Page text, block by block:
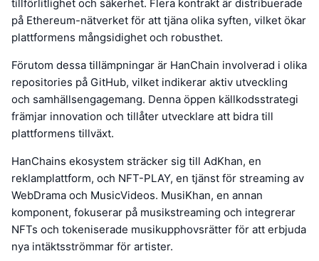
tillförlitlighet och säkerhet. Flera kontrakt är distribuerade
på Ethereum-nätverket för att tjäna olika syften, vilket ökar
plattformens mångsidighet och robusthet.
Förutom dessa tillämpningar är HanChain involverad i olika
repositories på GitHub, vilket indikerar aktiv utveckling
och samhällsengagemang. Denna öppen källkodsstrategi
främjar innovation och tillåter utvecklare att bidra till
plattformens tillväxt.
HanChains ekosystem sträcker sig till AdKhan, en
reklamplattform, och NFT-PLAY, en tjänst för streaming av
WebDrama och MusicVideos. MusiKhan, en annan
komponent, fokuserar på musikstreaming och integrerar
NFTs och tokeniserade musikupphovsrätter för att erbjuda
nya intäktsströmmar för artister.